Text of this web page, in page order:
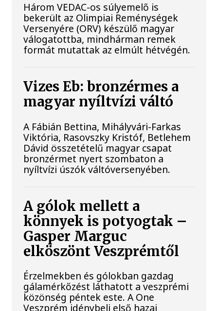
Három VEDAC-os súlyemelő is
bekerült az Olimpiai Reménységek
Versenyére (ORV) készülő magyar
válogatottba, mindhárman remek
formát mutattak az elmúlt hétvégén.
Vizes Eb: bronzérmes a
magyar nyíltvízi váltó
A Fábián Bettina, Mihályvári-Farkas
Viktória, Rasovszky Kristóf, Betlehem
Dávid összetételű magyar csapat
bronzérmet nyert szombaton a
nyíltvízi úszók váltóversenyében.
A gólok mellett a
könnyek is potyogtak –
Gasper Marguc
elköszönt Veszprémtől
Érzelmekben és gólokban gazdag
gálamérkőzést láthatott a veszprémi
közönség péntek este. A One
Veszprém idénybeli első hazai